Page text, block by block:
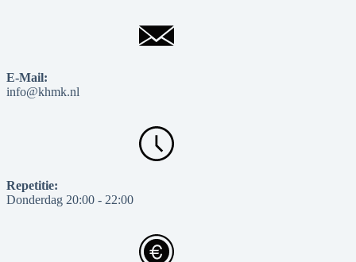
E-Mail:
info@khmk.nl
Repetitie:
Donderdag 20:00 - 22:00